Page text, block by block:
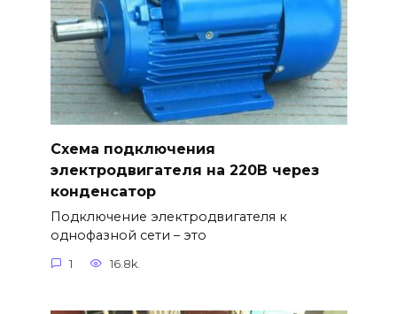
Схема подключения
электродвигателя на 220В через
конденсатор
Подключение электродвигателя к
однофазной сети – это
1 16.8k.